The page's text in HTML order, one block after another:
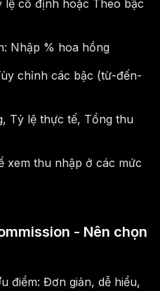
lệ cố định hoặc Theo bậc
Nhập % hoa hồng
chỉnh các bậc (từ-đến-
Tỷ lệ thực tế, Tổng thu
xem thu nhập ở các mức
- Nên chọn
điểm: Đơn giản, dễ hiểu,